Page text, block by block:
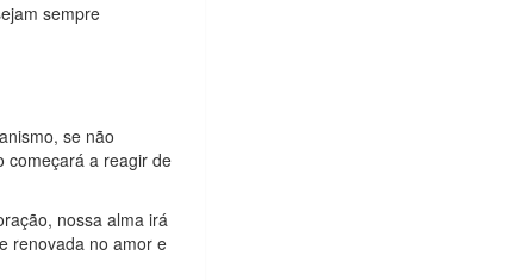
sempre
se não
começará a reagir de
nossa alma irá
renovada no amor e